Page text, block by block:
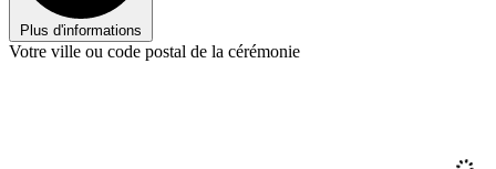
Plus d'informations
Votre ville ou code postal de la cérémonie